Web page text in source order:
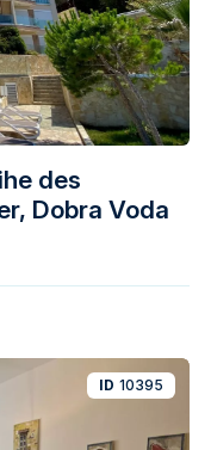
des
Dobra Voda
ID 10395